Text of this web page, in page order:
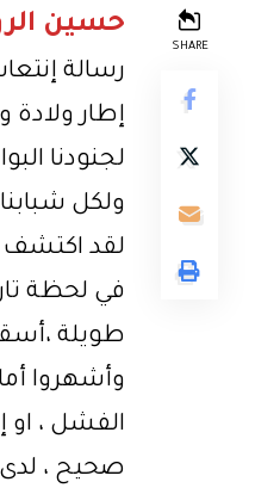
SHARE
حسين
رسالة
إطار ولادة
لجنودنا
ولكل
لقد اكتشف
في لحظة
طويلة
وأشهروا
الفشل ، او
صحيح ، لدى